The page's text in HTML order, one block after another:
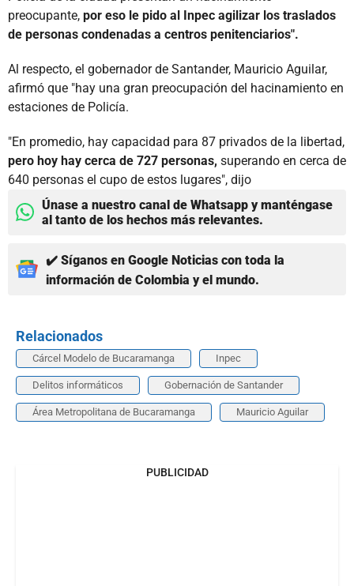
preocupante, por eso le pido al Inpec agilizar los traslados
de personas condenadas a centros penitenciarios".
Al respecto, el gobernador de Santander, Mauricio Aguilar,
afirmó que "hay una gran preocupación del hacinamiento en
estaciones de Policía.
"En promedio, hay capacidad para 87 privados de la libertad,
pero hoy hay cerca de 727 personas, superando en cerca de
640 personas el cupo de estos lugares", dijo
Únase a nuestro canal de Whatsapp y manténgase
al tanto de los hechos más relevantes.
✔️ Síganos en Google Noticias con toda la
información de Colombia y el mundo.
Relacionados
Cárcel Modelo de Bucaramanga Inpec
Delitos informáticos Gobernación de Santander
Área Metropolitana de Bucaramanga Mauricio Aguilar
PUBLICIDAD